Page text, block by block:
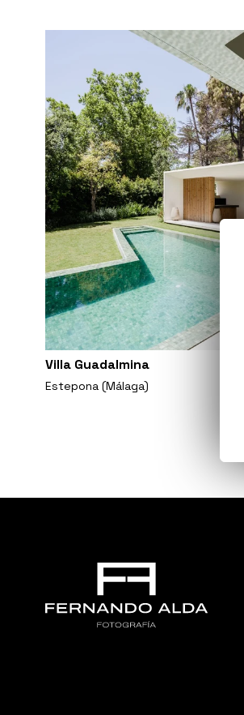
Villa Guadalmina
Estepona (Málaga)